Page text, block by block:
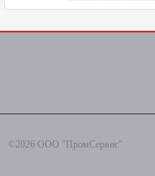
©2026 ООО "ПромСервис"